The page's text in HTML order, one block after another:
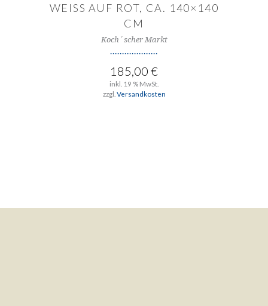
WEISS AUF ROT, CA. 140×140
CM
Koch´scher Markt
185,00 €
inkl. 19 % MwSt.
zzgl. Versandkosten